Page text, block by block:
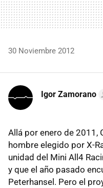
30 Noviembre 2012
Igor Zamorano
Allá por enero de 2011,
hombre elegido por X-
unidad del Mini All4
y que el año pasado
Peterhansel. Pero el